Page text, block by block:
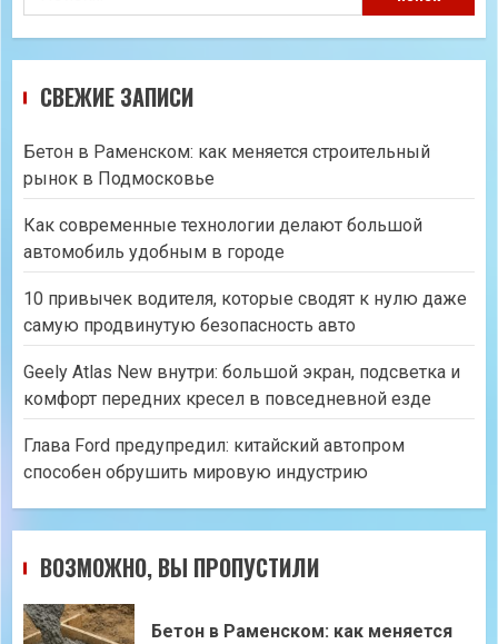
СВЕЖИЕ ЗАПИСИ
Бетон в Раменском: как меняется строительный
рынок в Подмосковье
Как современные технологии делают большой
автомобиль удобным в городе
10 привычек водителя, которые сводят к нулю даже
самую продвинутую безопасность авто
Geely Atlas New внутри: большой экран, подсветка и
комфорт передних кресел в повседневной езде
Глава Ford предупредил: китайский автопром
способен обрушить мировую индустрию
ВОЗМОЖНО, ВЫ ПРОПУСТИЛИ
Бетон в Раменском: как меняется